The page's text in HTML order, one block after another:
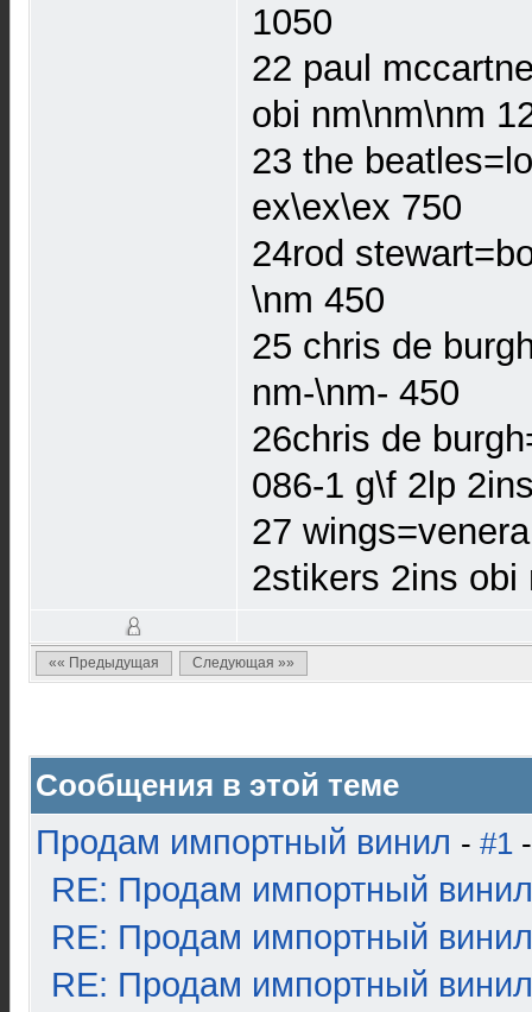
1050
22 paul
obi nm\nm\nm
23 the
ex\ex\ex 750
24rod
\nm 450
25 chris de
nm-\nm- 450
26chris de
086-1 g\f 2lp
27
2stikers 2ins obi
«« Предыдущая Следующая »»
Сообщения в этой теме
Продам импортный винил - #1
RE: Продам импортный винил
RE: Продам импортный винил
RE: Продам импортный винил